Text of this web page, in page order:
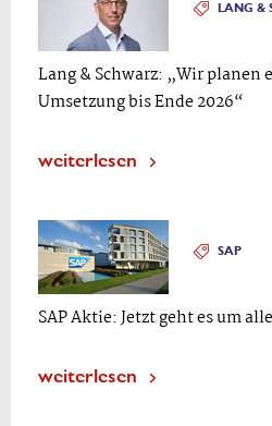
LANG &
Lang & Schwarz: „Wir planen
Umsetzung bis Ende 2026“
weiterlesen
SAP
SAP Aktie: Jetzt geht es um
weiterlesen